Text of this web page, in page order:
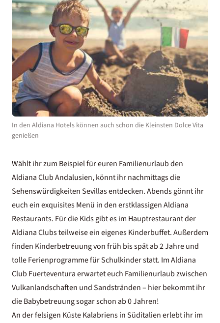
In den Aldiana Hotels können auch schon die Kleinsten Dolce Vita
genießen
Wählt ihr zum Beispiel für euren Familienurlaub den
Aldiana Club Andalusien, könnt ihr nachmittags die
Sehenswürdigkeiten Sevillasentdecken. Abends gönnt ihr
euch ein exquisites Menü in den erstklassigen Aldiana
Restaurants. Für die Kids gibt es im Hauptrestaurant der
Aldiana Clubs teilweise ein eigenes Kinderbuffet. Außerdem
finden Kinderbetreuung von früh bis spät ab 2 Jahre und
tolle Ferienprogramme für Schulkinder statt. Im Aldiana
Club Fuerteventura erwartet euch Familienurlaub zwischen
Vulkanlandschaften und Sandstränden – hier bekommt ihr
die Babybetreuung sogar schon ab 0 Jahren!
An der felsigen Küste Kalabriens in Süditalien erlebt ihr im